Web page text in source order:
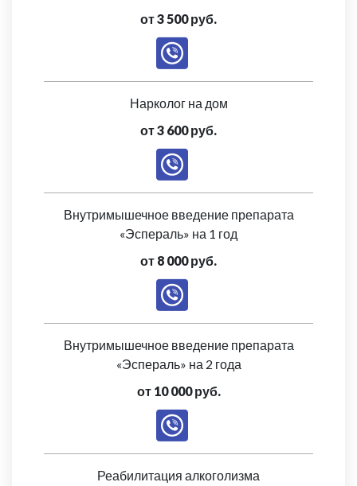
от 3 500 руб.
Нарколог на дом
от 3 600 руб.
Внутримышечное введение препарата
«Эспераль» на 1 год
от 8 000 руб.
Внутримышечное введение препарата
«Эспераль» на 2 года
от 10 000 руб.
Реабилитация алкоголизма